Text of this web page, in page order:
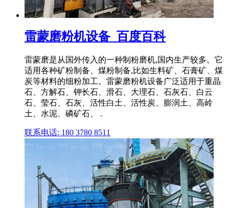
雷蒙磨粉机设备_百度百科
雷蒙磨是从国外传入的一种制粉磨机,国内生产较多。它
适用各种矿粉制备、煤粉制备,比如生料矿、石膏矿、煤
炭等材料的细粉加工。雷蒙磨粉机设备广泛适用于重晶
石、方解石、钾长石、滑石、大理石、石灰石、白云
石、莹石、石灰、活性白土、活性炭、膨润土、高岭
土、水泥、磷矿石、 .
联系电话: 180 3780 8511